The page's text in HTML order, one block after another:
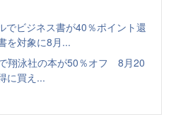
でビジネス書が40％ポイント還
を対象に8月...
翔泳社の本が50％オフ 8月20
に買え...